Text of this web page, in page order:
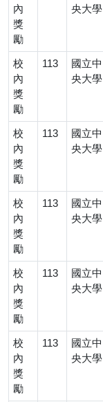
內
獎
勵
央大學
校
內
獎
勵
113
國立中
央大學
校
內
獎
勵
113
國立中
央大學
校
內
獎
勵
113
國立中
央大學
校
內
獎
勵
113
國立中
央大學
校
內
獎
勵
113
國立中
央大學